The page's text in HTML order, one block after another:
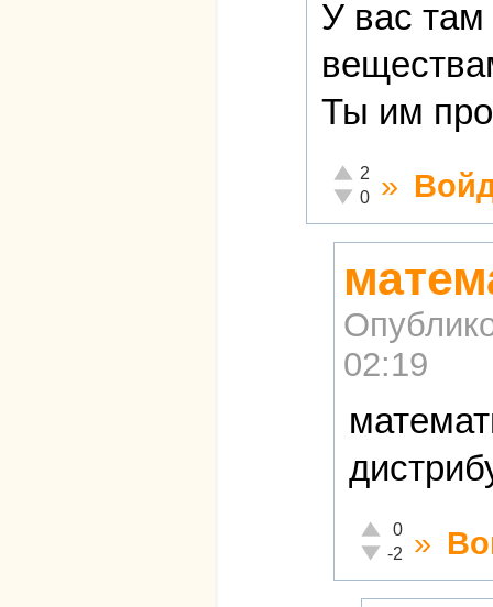
У вас
Ты им про
Отлично!
2
Неадекватно!
0 »
02:19
Отлично!
0
Неадекватно!
-2 »